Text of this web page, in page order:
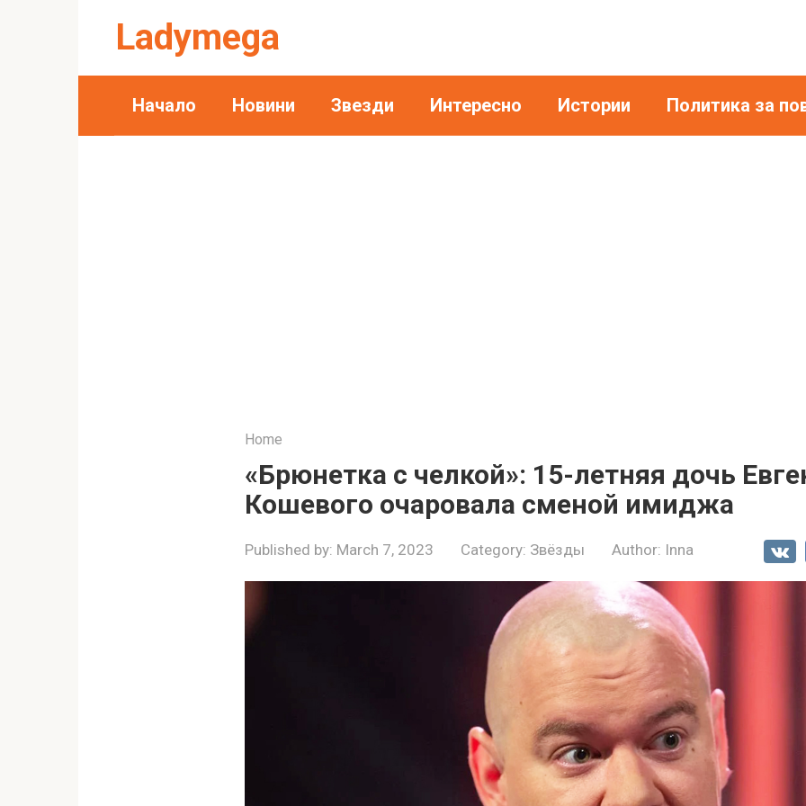
Ladymega
Начало Новини Звезди Интересно Истории Политика за
Home
«Брюнетка с челкой»: 15-летняя дочь
Кошевого очаровала сменой имиджа
Published by: March 7, 2023 Category: Звёзды Author: Inna